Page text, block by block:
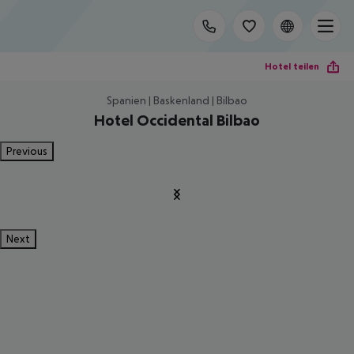
Hotel teilen
Spanien | Baskenland | Bilbao
Hotel Occidental Bilbao
Previous
Next